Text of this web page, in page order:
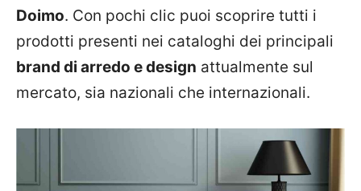
Doimo. Con pochi clic puoi scoprire tutti i
prodotti presenti nei cataloghi dei principali
brand di arredo e design attualmente sul
mercato, sia nazionali che internazionali.